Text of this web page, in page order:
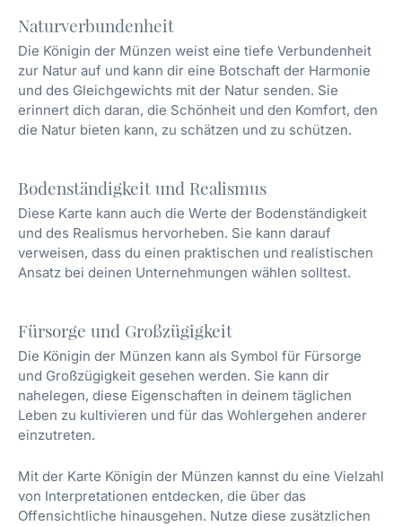
Naturverbundenheit
Die Königin der Münzen weist eine tiefe Verbundenheit
zur Natur auf und kann dir eine Botschaft der Harmonie
und des Gleichgewichts mit der Natur senden. Sie
erinnert dich daran, die Schönheit und den Komfort, den
die Natur bieten kann, zu schätzen und zu schützen.
Bodenständigkeit und Realismus
Diese Karte kann auch die Werte der Bodenständigkeit
und des Realismus hervorheben. Sie kann darauf
verweisen, dass du einen praktischen und realistischen
Ansatz bei deinen Unternehmungen wählen solltest.
Fürsorge und Großzügigkeit
Die Königin der Münzen kann als Symbol für Fürsorge
und Großzügigkeit gesehen werden. Sie kann dir
nahelegen, diese Eigenschaften in deinem täglichen
Leben zu kultivieren und für das Wohlergehen anderer
einzutreten.
Mit der Karte Königin der Münzen kannst du eine Vielzahl
von Interpretationen entdecken, die über das
Offensichtliche hinausgehen. Nutze diese zusätzlichen